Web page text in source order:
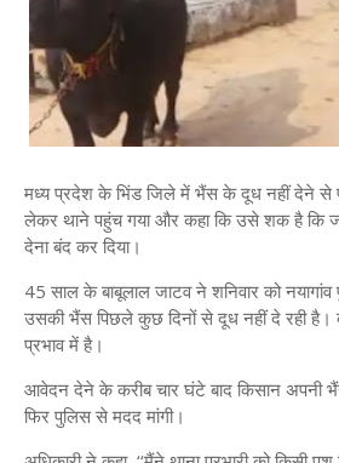
मध्य प्रदेश के भिंड जिले में भैंस के दूध नहीं देने से
लेकर थाने पहुंच गया और कहा कि उसे शक है कि
देना बंद कर दिया।
45 साल के बाबूलाल जाटव ने शनिवार को
उसकी भैंस पिछले कुछ दिनों से दूध नहीं दे रही है।
प्रभाव में है।
आवेदन देने के करीब चार घंटे बाद किसान अपनी
फिर पुलिस से मदद मांगी।